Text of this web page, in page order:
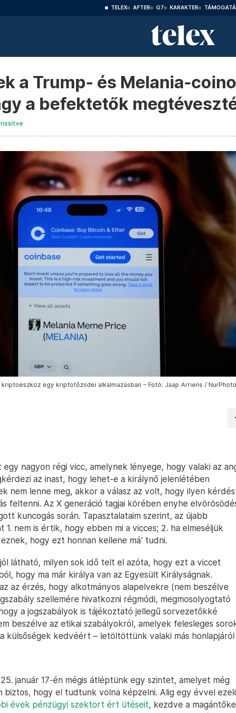
TELEX AFTER G7 KARAKTER
a Trump- és Melania-
a befektetők
egy kriptotőzsdei alkalmazásban – Fotó: Jaap Arriens /
nagyon régi vicc, amelynek lényege, hogy valaki az
az inast, hogy lehet-e a királynő jelenlétében
nem lenne meg, akkor a válasz az volt, hogy ilyen
feltenni. Az X generáció tagjai körében enyhe
kuncogás során. Tapasztalataim szerint, az újabb
1. nem is értik, hogy ebben mi a vicces; 2. ha elmeséljük
hogy ezt honnan kellene má' tudni.
látható, milyen sok idő telt el azóta, hogy ezt a viccet
hogy ma már királya van az Egyesült Királyságnak.
az érzés, hogy alkotmányos alapelvekre (nem beszélve
szellemére hivatkozni régmódi, megmosolyogtató
a jogszabályok is tájékoztató jellegű sorvezetőkké
beszélve az etikai szabályokról, amelyek felesleges
külsőségek kedvéért – letöltöttünk valaki más honlapjáról
január 17-én mégis átléptünk egy szintet, amelyet még
biztos, hogy el tudtunk volna képzelni. Alig egy évvel
évek pénzügyi szektort ért ütéseit, kezdve a